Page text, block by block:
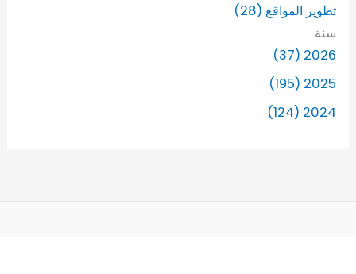
تطوير المواقع (28)
سنة
2026 (37)
2025 (195)
2024 (124)